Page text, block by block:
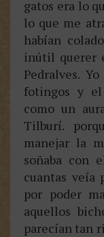
gatos era lo
lo que me
habían
inútil querer
Pedralves.
fotingos y
como un
Tilburí.
manejar la
soñaba con
cuantas veía
por poder
aquellos
parecían tan